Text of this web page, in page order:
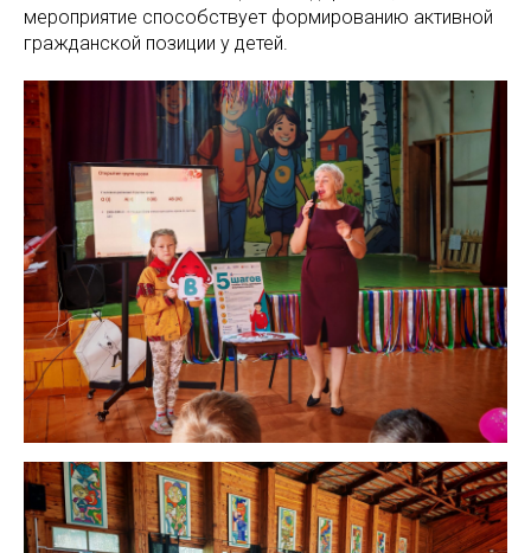
мероприятие способствует формированию активной
гражданской позиции у детей.